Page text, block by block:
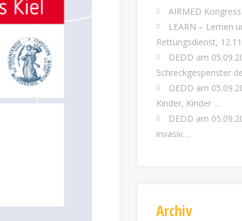
AIRMED
LEARN – Lernen
Rettungsdienst,
DEDD am
Schreckgespenster
DEDD am
Kinder, Kinder …
DEDD am
invasiv…
Archiv